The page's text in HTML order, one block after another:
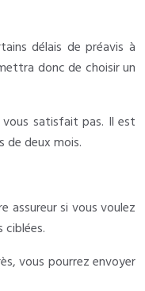
délais de préavis à
donc de choisir un
satisfait pas. Il est
de deux mois.
assureur si vous voulez
vous pourrez envoyer